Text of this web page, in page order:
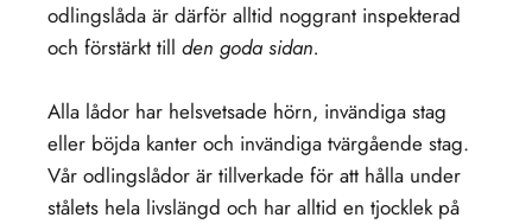
odlingslåda är därför alltid noggrant inspekterad
och förstärkt till den goda sidan.
Alla lådor har helsvetsade hörn, invändiga stag
eller böjda kanter och invändiga tvärgående stag.
Vår odlingslådor är tillverkade för att hålla under
stålets hela livslängd och har alltid en tjocklek på